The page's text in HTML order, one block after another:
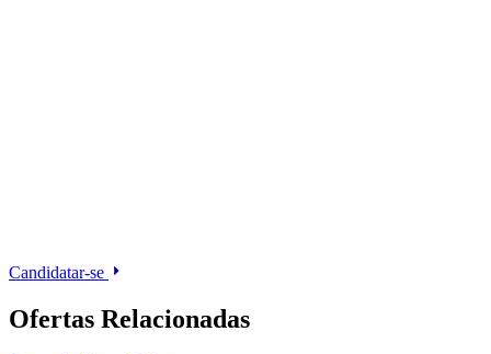
Candidatar-se
Ofertas Relacionadas